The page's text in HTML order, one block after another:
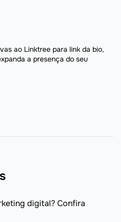
ao Linktree para link da bio,
a presença do seu
digital? Confira